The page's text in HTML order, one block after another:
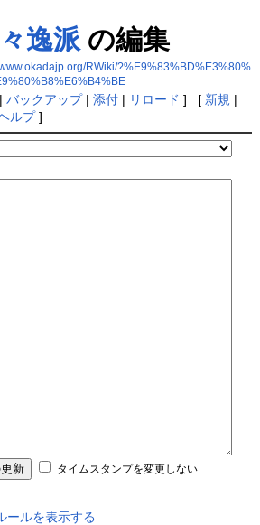
逸派 の編集
RWiki/?%E9%83%BD%E3%80%
バックアップ| 添付| リロード ] [ 新規 |
ルプ]
タイムスタンプを変更しない
ールを表示する